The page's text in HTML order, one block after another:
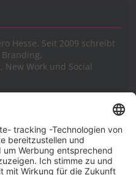
Hesse. Seit 2009 schreibt
New Work und Social